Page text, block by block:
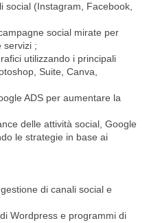
social (Instagram, Facebook,
social mirate per
servizi ;
utilizzando i principali
Suite, Canva,
ADS per aumentare la
delle attività social, Google
le strategie in base ai
di canali social e
Wordpress e programmi di